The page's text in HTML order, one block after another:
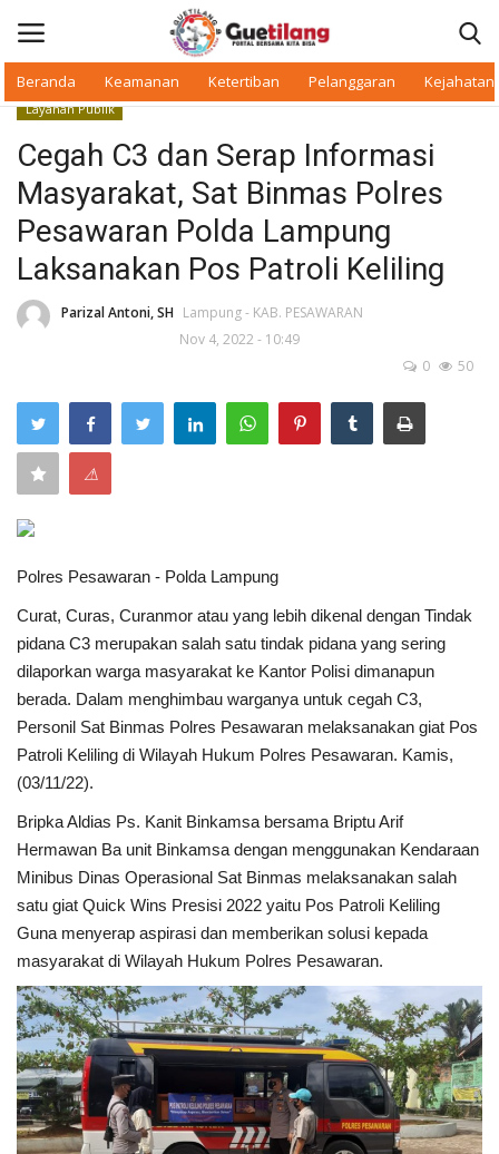
Beranda Keamanan Ketertiban Pelanggaran Kejahatan
Beranda
Daerah
Makan Bergizi
Pelanggaran
Ketertiban
Keamanan
Cybers Event
UMKM & Ekonomi Kreatif
Pekerja Migran Indonesia
Ekonomi
Pendidikan
Informasi Journalism
Olahraga
Kesehatan
Layanan Publik
Layanan Publik
Cegah C3 dan Serap Informasi
Masyarakat, Sat Binmas Polres
Pesawaran Polda Lampung
Laksanakan Pos Patroli Keliling
Parizal Antoni, SH Lampung - KAB. PESAWARAN
Nov 4, 2022 - 10:49
0
50
⚠
Polres Pesawaran - Polda Lampung
Curat, Curas, Curanmor atau yang lebih dikenal dengan Tindak
pidana C3 merupakan salah satu tindak pidana yang sering
dilaporkan warga masyarakat ke Kantor Polisi dimanapun
berada. Dalam menghimbau warganya untuk cegah C3,
Personil Sat Binmas Polres Pesawaran melaksanakan giat Pos
Patroli Keliling di Wilayah Hukum Polres Pesawaran. Kamis,
(03/11/22).
Bripka Aldias Ps. Kanit Binkamsa bersama Briptu Arif
Hermawan Ba unit Binkamsa dengan menggunakan Kendaraan
Minibus Dinas Operasional Sat Binmas melaksanakan salah
satu giat Quick Wins Presisi 2022 yaitu Pos Patroli Keliling
Guna menyerap aspirasi dan memberikan solusi kepada
masyarakat di Wilayah Hukum Polres Pesawaran.